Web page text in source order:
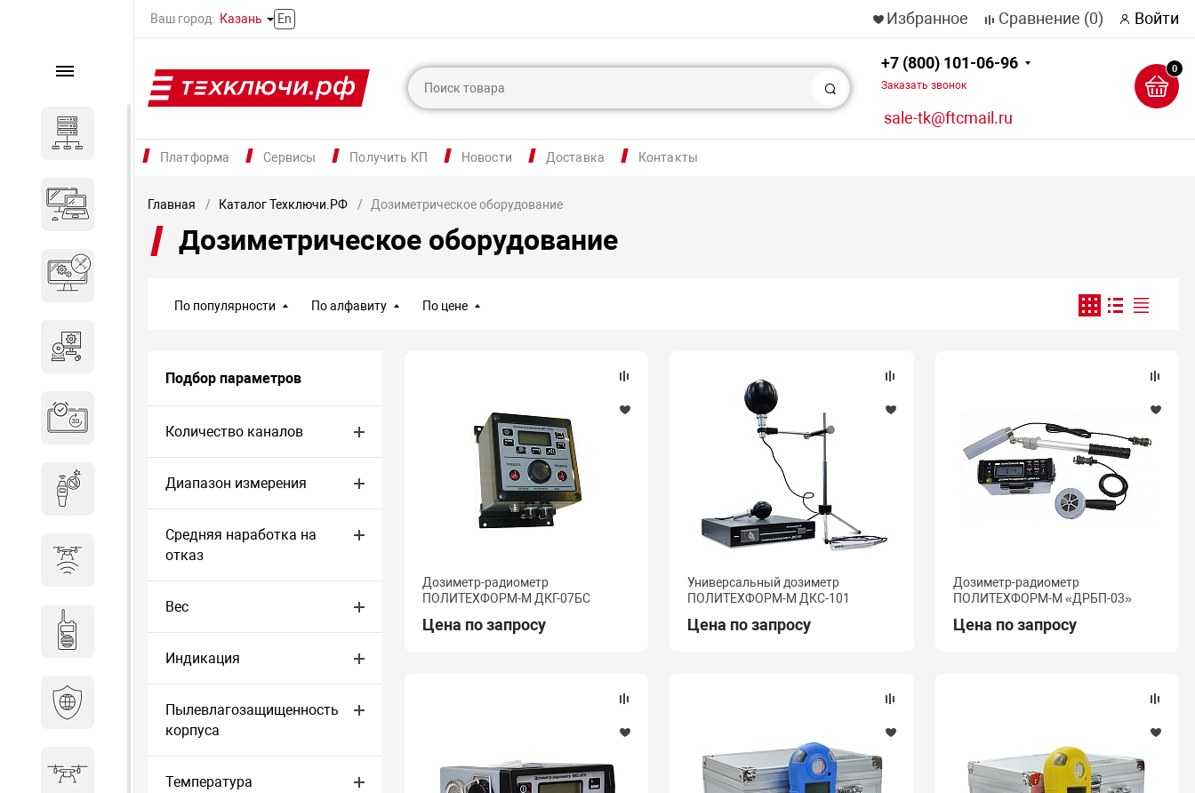
Ваш город: Казань En Избранное Сравнение (0) Войти
Поиск
+7 (800) 101-06-96
Заказать звонок
sale-tk@ftcmail.ru
0
Платформа Сервисы Получить КП Новости Доставка Контакты
Каталог
Компьютеры и ноутбуки
Комплектующие для
Система бронирования
переговорных
Досмотровое оборудование
Защита от БПЛА
Радиостанции
Кибербезопасность
Главная Каталог Техключи.РФ Дозиметрическое оборудование
Дозиметрическое оборудование
По популярности По алфавиту По цене
Подбор параметров
Количество каналов
Диапазон измерения
Средняя наработка на
отказ
Вес
Индикация
Пылевлагозащищенность
корпуса
Температура
Дозиметр-радиометр
ПОЛИТЕХФОРМ-М ДКГ-07БС
Цена по запросу
Универсальный дозиметр
ПОЛИТЕХФОРМ-М ДКС-101
Цена по запросу
Дозиметр-радиометр
ПОЛИТЕХФОРМ-М «ДРБП-03»
Цена по запросу